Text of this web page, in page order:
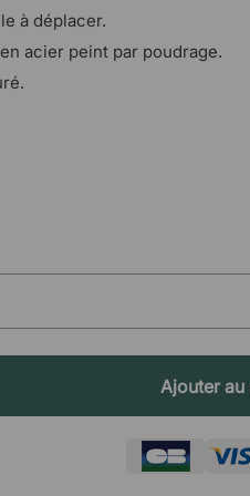
à déplacer.
acier peint par poudrage.
Ajouter au